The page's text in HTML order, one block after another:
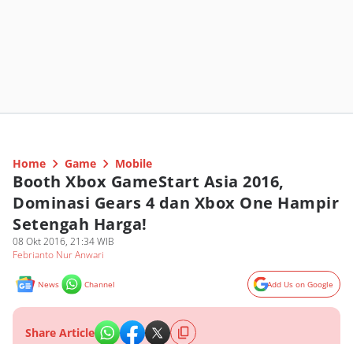
Home Game Mobile
Booth Xbox GameStart Asia 2016,
Dominasi Gears 4 dan Xbox One Hampir
Setengah Harga!
08 Okt 2016, 21:34 WIB
Febrianto Nur Anwari
News Channel Add Us on Google
Share Article